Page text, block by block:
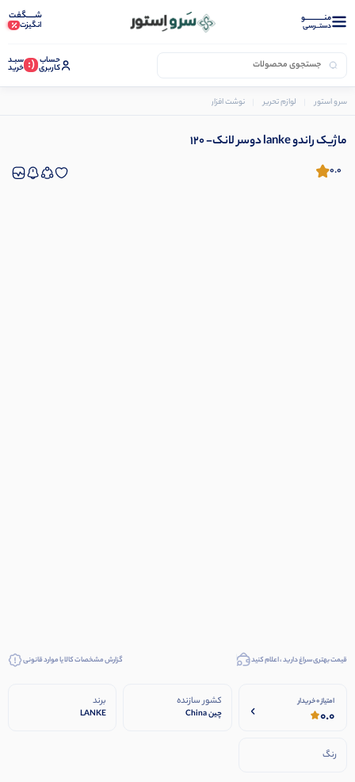
منــــــــــــو
دستــرسی
شـــــگفت
انگیزت
حساب
کاربری (: سبـد
خرید
سرو استور لوازم تحریر نوشت افزار
ماژیک راندو lanke دوسر لانک- 120
0.0
قیمت بهتری سراغ دارید ، اعلام کنید گزارش مشخصات کالا یا موارد قانونی
امتیاز 0 خریدار
0.0
کشور سازنده
چین China
برند
LANKE
رنگ